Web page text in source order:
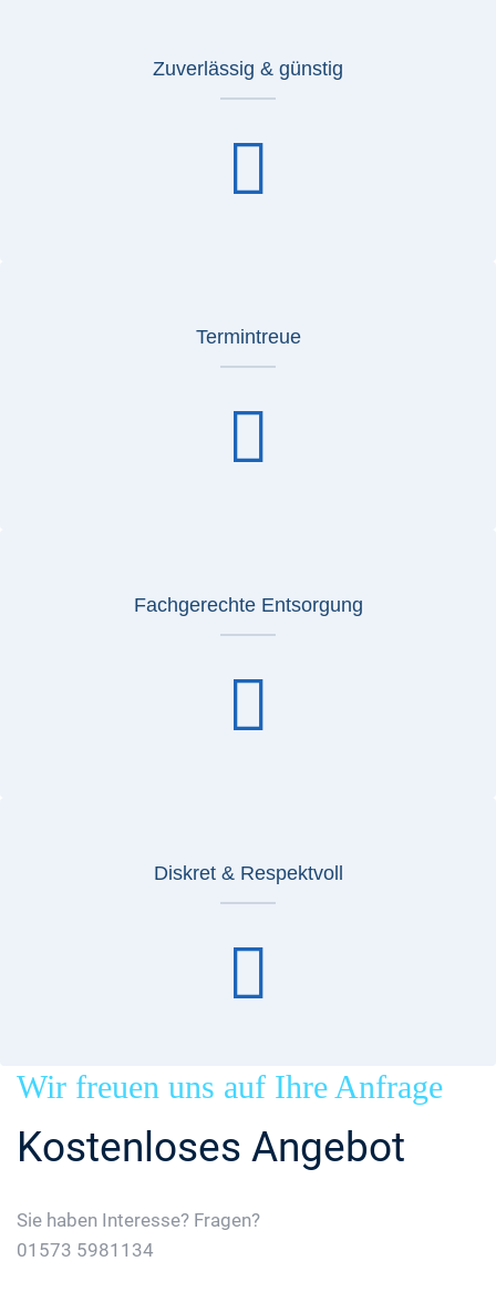
Zuverlässig & günstig
Termintreue
Fachgerechte Entsorgung
Diskret & Respektvoll
Wir freuen uns auf Ihre Anfrage
Kostenloses Angebot
Sie haben Interesse? Fragen?
01573 5981134